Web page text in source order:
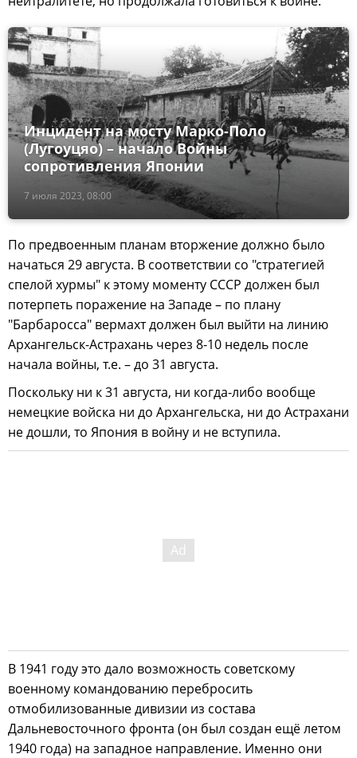
7 июля 2023, 08:00
Инцидент на мосту Марко-Поло
(Лугоуцяо) – начало Войны
сопротивления Японии
По предвоенным планам вторжение должно было
начаться 29 августа. В соответствии со "стратегией
спелой хурмы" к этому моменту СССР должен был
потерпеть поражение на Западе – по плану
"Барбаросса" вермахт должен был выйти на линию
Архангельск-Астрахань через 8-10 недель после
начала войны, т.е. – до 31 августа.
Поскольку ни к 31 августа, ни когда-либо вообще
немецкие войска ни до Архангельска, ни до Астрахани
не дошли, то Япония в войну и не вступила.
В 1941 году это дало возможность советскому
военному командованию перебросить
отмобилизованные дивизии из состава
Дальневосточного фронта (он был создан ещё летом
1940 года) на западное направление. Именно они